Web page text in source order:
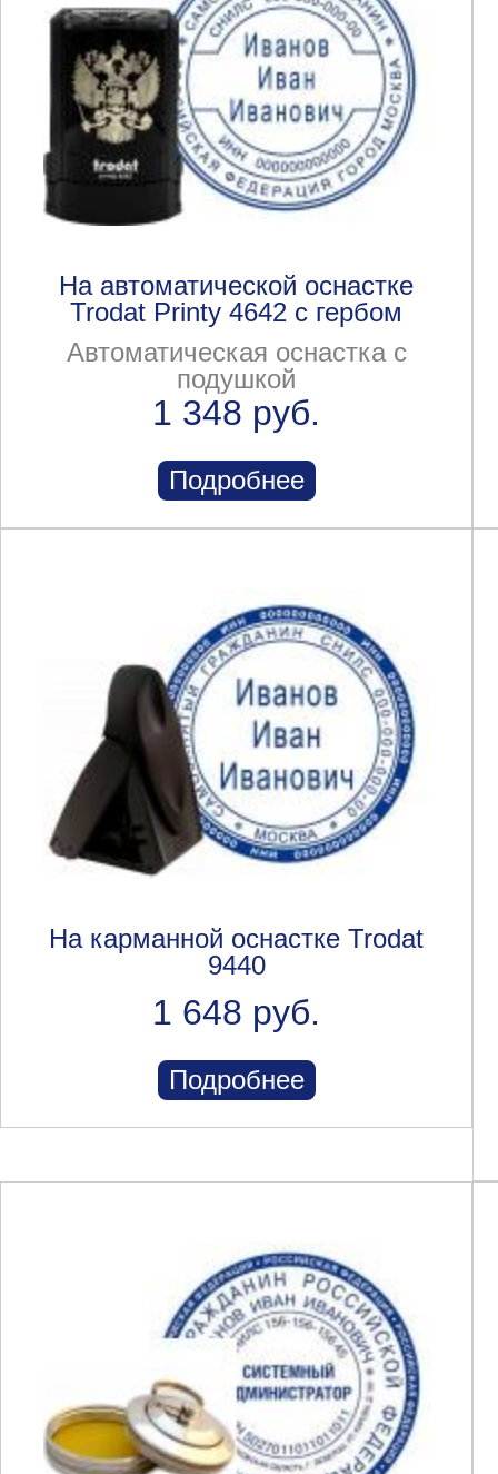
На автоматической оснастке
Trodat Printy 4642 с гербом
Автоматическая оснастка с
подушкой
1 348 руб.
Подробнее
На карманной оснастке Trodat
9440
1 648 руб.
Подробнее